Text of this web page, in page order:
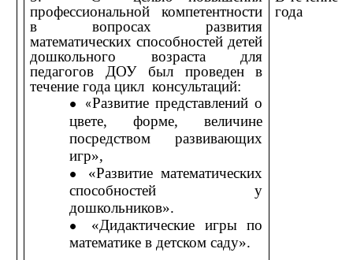
профессиональной компетентности
в вопросах развития
математических способностей детей
дошкольного возраста для
педагогов ДОУ был проведен в
течение года цикл консультаций:
«Развитие представлений о
цвете, форме, величине
посредством развивающих
игр»,
«Развитие математических
способностей у
дошкольников».
«Дидактические игры по
математике в детском саду».
года